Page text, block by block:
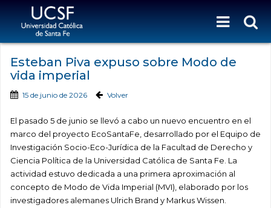
Esteban Piva expuso sobre Modo de
vida imperial
15 de junio de 2026 Volver
El pasado 5 de junio se llevó a cabo un nuevo encuentro en el
marco del proyecto EcoSantaFe, desarrollado por el Equipo de
Investigación Socio-Eco-Jurídica de la Facultad de Derecho y
Ciencia Política de la Universidad Católica de Santa Fe. La
actividad estuvo dedicada a una primera aproximación al
concepto de Modo de Vida Imperial (MVI), elaborado por los
investigadores alemanes Ulrich Brand y Markus Wissen.